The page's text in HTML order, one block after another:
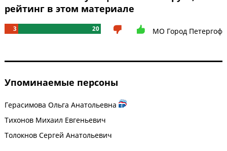
рейтинг в этом материале
3 20 МО Город Петергоф
Упоминаемые персоны
Герасимова Ольга Анатольевна
Тихонов Михаил Евгеньевич
Толокнов Сергей Анатольевич